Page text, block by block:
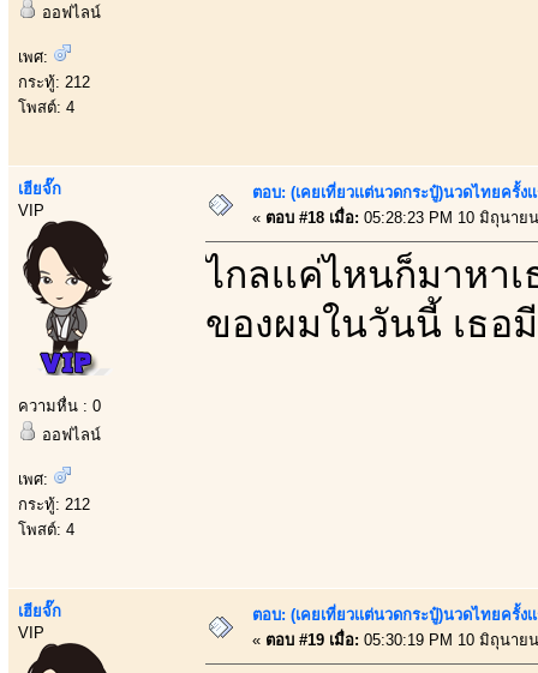
ออฟไลน์
เพศ:
กระทู้: 212
โพสต์: 4
เฮียจั๊ก
VIP
ความหื่น : 0
ออฟไลน์
เพศ:
กระทู้: 212
โพสต์: 4
ตอบ: (เคยเที่ยวเเต่นวดกระปู๋)นวดไทยครั้ง
« ตอบ #18 เมื่อ: 05:28:23 PM 10 มิถุนาย
ไกลเเค่ไหนก็มาหา
ของผมในวันนี้ เธอ
เฮียจั๊ก
VIP
ตอบ: (เคยเที่ยวเเต่นวดกระปู๋)นวดไทยครั้ง
« ตอบ #19 เมื่อ: 05:30:19 PM 10 มิถุนาย